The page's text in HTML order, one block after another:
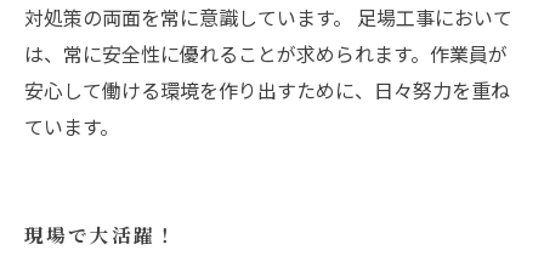
対処策の両面を常に意識しています。 足場工事において
は、常に安全性に優れることが求められます。作業員が
安心して働ける環境を作り出すために、日々努力を重ね
ています。
現場で大活躍！